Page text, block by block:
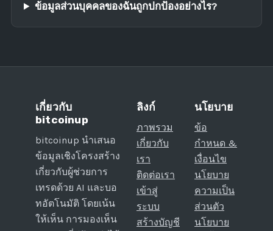
ข้อมูลส่วนบุคคลของฉันถูกปกป้องอย่างไร?
เกี่ยวกับ
bitcoinup
bitcoinup นำเสนอ
ข้อมูลเชิงโครงสร้าง
เกี่ยวกับผู้ช่วยการ
เทรดด้วย AI และบอ
ทอัตโนมัติ โดยเน้น
ให้เห็น การมองเห็น
ลิงก์
ภาพรวม
เกี่ยวกับ
เรา
ติดต่อเรา
เข้าสู่
ระบบ
สร้างบัญชี
นโยบาย
ข้อ
กำหนด &
เงื่อนไข
นโยบาย
ความเป็น
ส่วนตัว
นโยบาย